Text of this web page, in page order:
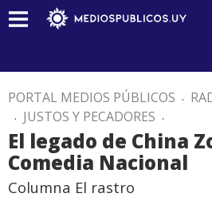
PORTAL MEDIOS PÚBLICOS .
. JUSTOS Y PECADORES .
El legado de China
Comedia Nacional
Columna El rastro